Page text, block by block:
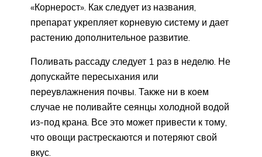
«Корнерост». Как следует из названия,
препарат укрепляет корневую систему и дает
растению дополнительное развитие.
Поливать рассаду следует 1 раз в неделю. Не
допускайте пересыхания или
переувлажнения почвы. Также ни в коем
случае не поливайте сеянцы холодной водой
из-под крана. Все это может привести к тому,
что овощи растрескаются и потеряют свой
вкус.